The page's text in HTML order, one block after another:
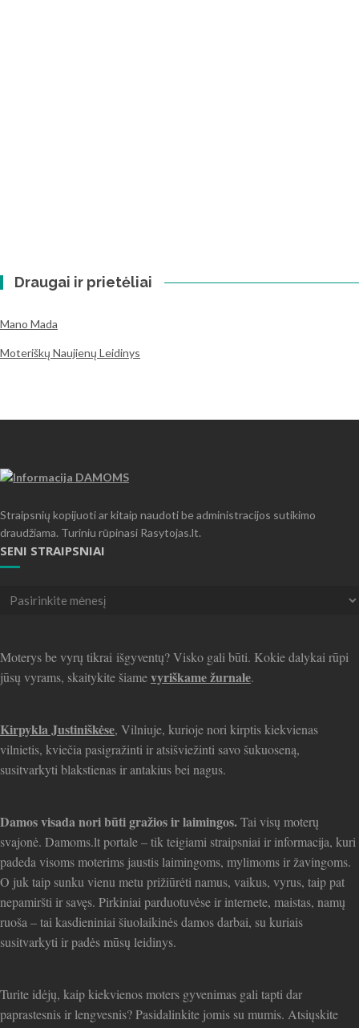
Draugai ir prietėliai
Mano Mada
Moteriškų Naujienų Leidinys
Straipsnių kopijuoti ar kitaip naudoti be administracijos sutikimo
draudžiama. Turiniu rūpinasi Rasytojas.lt.
SENI STRAIPSNIAI
Seni
Moterys be vyrų tikrai išgyventų? Visko gali būti. Kokie dalykai rūpi
jūsų vyrams, skaitykite šiamevyriškame žurnale.
Kirpykla Justiniškėse, Vilniuje, kurioje nori kirptis kiekvienas
vilnietis, kviečia pasigražinti ir atsišviežinti savo šukuoseną,
susitvarkyti blakstienas ir antakius bei nagus.
Damos visada nori būti gražios ir laimingos.Tai visų moterų
svajonė. Damoms.lt portale – tik teigiami straipsniai ir informacija, kuri
padeda visoms moterims jaustis laimingoms, mylimoms ir žavingoms.
O juk taip sunku vienu metu prižiūrėti namus, vaikus, vyrus, taip pat
nepamiršti ir savęs. Pirkiniai parduotuvėse ir internete, maistas, namų
ruoša – tai kasdieniniai šiuolaikinės damos darbai, su kuriais
susitvarkyti ir padės mūsų leidinys.
Turite idėjų, kaip kiekvienos moters gyvenimas gali tapti dar
paprastesnis ir lengvesnis? Pasidalinkite jomis su mumis. Atsiųskite